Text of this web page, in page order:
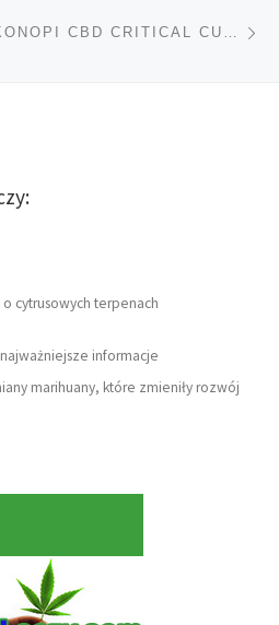
RECENZJA ODMIANY KONOPI CBD CRITICAL CURE
cytrusowych terpenach
informacje
marihuany, które zmieniły rozwój